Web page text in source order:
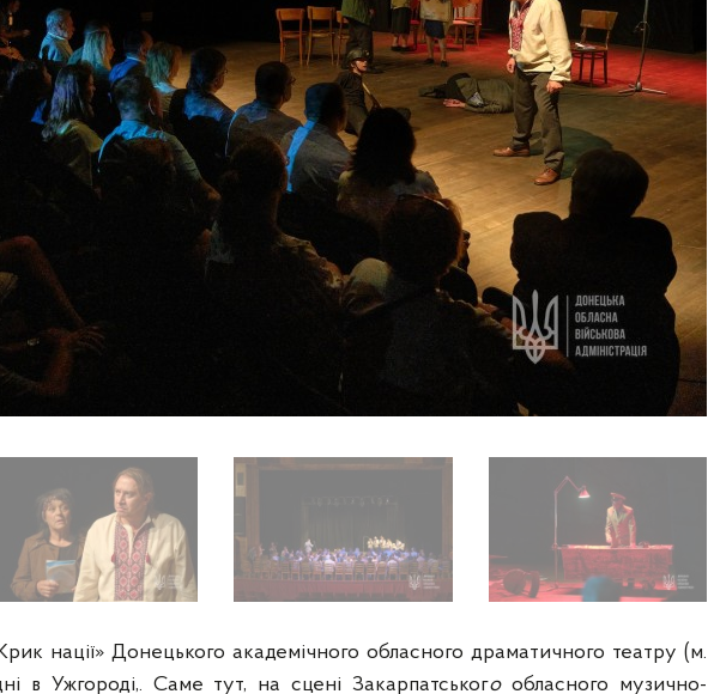
нації» Донецького академічного обласного драматичного театру (м.
в Ужгороді,. Саме тут, на сцені Закарпатськогообласного музично-